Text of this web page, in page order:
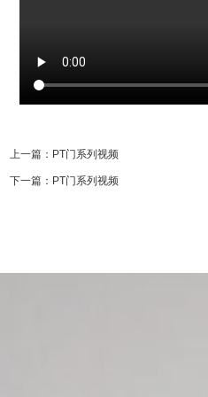
上一篇： PT门系列视频
下一篇： PT门系列视频